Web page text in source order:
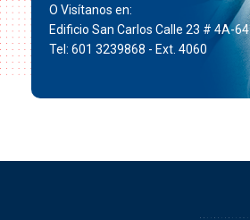
O Visítanos en:
Edificio San Carlos Calle 23 # 4A-64
Tel: 601 3239868 - Ext. 4060